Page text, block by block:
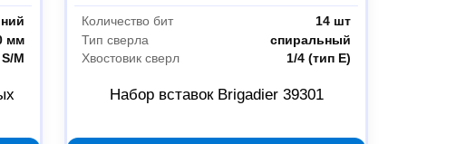
мм
S/M
Количество бит
14 шт
Тип сверла
спиральный
Хвостовик сверл
1/4 (тип Е)
Набор вставок Brigadier 39301